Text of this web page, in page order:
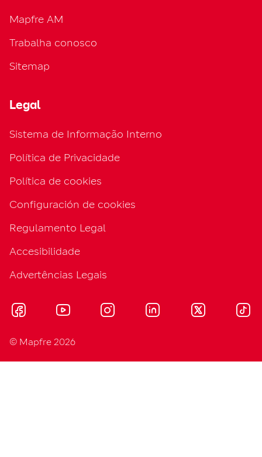
Mapfre AM
Trabalha conosco
Sitemap
Legal
Sistema de Informação Interno
Política de Privacidade
Política de cookies
Configuración de cookies
Regulamento Legal
Accesibilidade
Advertências Legais
© Mapfre 2026